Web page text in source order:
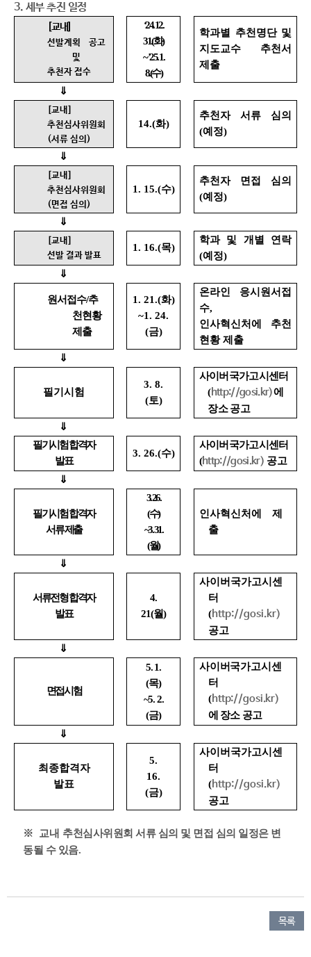
3. 세부 추진 일정
[교내]
선발계획 공고
및
추천자 접수
‘24. 12.
31.(화)
~ ’25. 1.
8.(수)
학과별 추천명단 및
지도교수 추천서
제출
⇓
[교내]
추천심사위원회
(서류 심의)
14.(화)
추천자 서류 심의
(예정)
⇓
[교내]
추천심사위원회
(면접 심의)
1. 15.(수)
추천자 면접 심의
(예정)
⇓
[교내]
선발 결과 발표
1. 16.(목)
학과 및 개별 연락
(예정)
⇓
원서접수/추
천현황
제출
1. 21.(화)
~1. 24.
(금)
온라인 응시원서접
수,
인사혁신처에 추천
현황 제출
⇓
필기시험
3. 8.
(토)
사이버국가고시센터
(http://gosi.kr)에
장소 공고
⇓
필기시험 합격자
발표
3. 26.(수)
사이버국가고시센터
(http://gosi.kr) 공고
⇓
필기시험 합격자
서류 제출
3. 26.
(수)
~3. 31.
(월)
인사혁신처에 제
출
⇓
서류전형 합격자
발표
4.
21(월)
사이버국가고시센
터
(http://gosi.kr)
공고
⇓
면접시험
5. 1.
(목)
~5. 2.
(금)
사이버국가고시센
터
(http://gosi.kr)
에 장소 공고
⇓
최종합격자
발표
5.
16.
(금)
사이버국가고시센
터
(http://gosi.kr)
공고
※ 교내 추천심사위원회 서류 심의 및 면접 심의 일정은 변
동될 수 있음.
목록